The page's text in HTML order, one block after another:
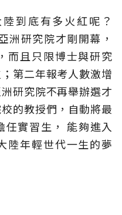
到底有多火紅呢？
洲研究院才剛開幕，
而且只限博士與研究
第二年報考人數激增
研究院不再舉辦選才
的教授們，自動將最
實習生， 能夠進入
陸年輕世代一生的夢